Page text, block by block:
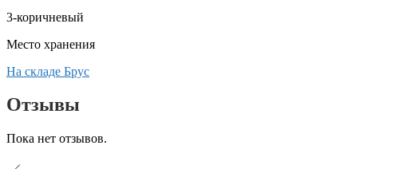
3-коричневый
Место хранения
На складе Брус
Отзывы
Пока нет отзывов.